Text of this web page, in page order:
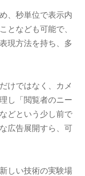
、秒単位で表示内
となども可能で、
現方法を持ち、多
けではなく、カメ
し「閲覧者のニー
どという少し前で
広告展開すら、可
しい技術の実験場